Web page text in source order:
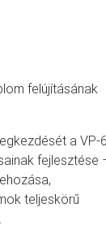
felújításának
a VP-
fejlesztése
teljeskörű